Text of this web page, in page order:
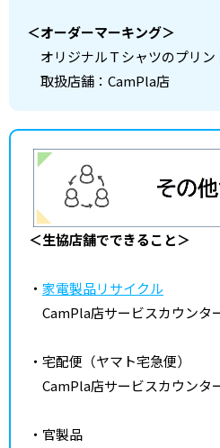
＜オーダーマーキング＞
オリジナルＴシャツのプリン
取扱店舗：CamPla店
＜生協店舗でできること＞
・ 家電製品リサイクル
CamPla店サービスカウンタ
・宅配便（ヤマト宅急便）
CamPla店サービスカウンタ
・官製品